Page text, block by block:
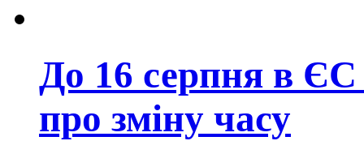
До 16 серпня в ЄС
про зміну часу